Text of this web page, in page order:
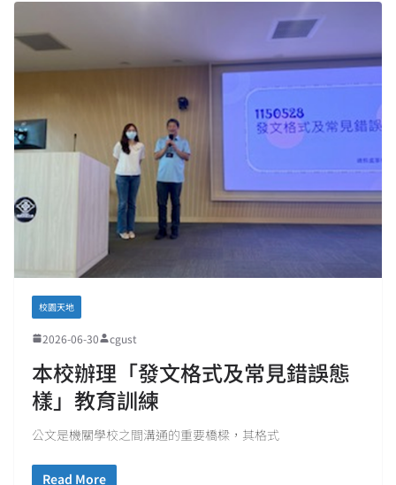
校園天地
2026-06-30 cgust
本校辦理「發文格式及常見錯誤態
樣」教育訓練
公文是機關學校之間溝通的重要橋樑，其格式
Read More